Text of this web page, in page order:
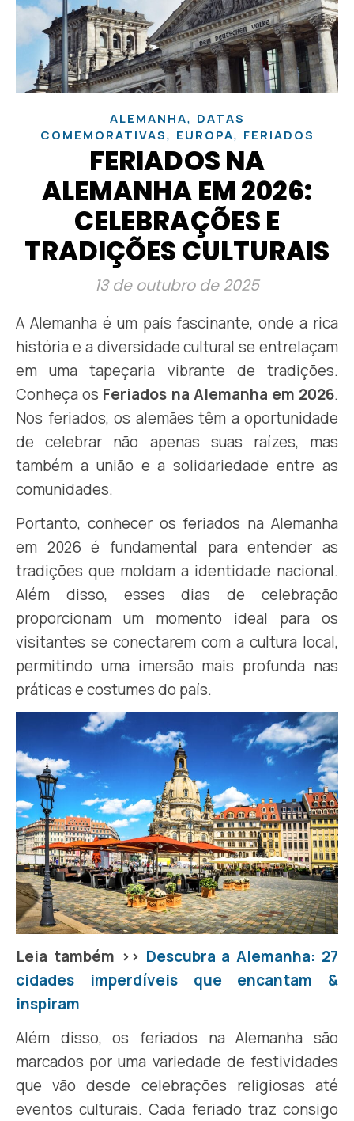
ALEMANHA, DATAS
COMEMORATIVAS, EUROPA, FERIADOS
FERIADOS NA
ALEMANHA EM 2026:
CELEBRAÇÕES E
TRADIÇÕES CULTURAIS
13 de outubro de 2025
A Alemanha é um país fascinante, onde a rica
história e a diversidade cultural se entrelaçam
em uma tapeçaria vibrante de tradições.
Conheça os Feriados na Alemanha em 2026.
Nos feriados, os alemães têm a oportunidade
de celebrar não apenas suas raízes, mas
também a união e a solidariedade entre as
comunidades.
Portanto, conhecer os feriados na Alemanha
em 2026 é fundamental para entender as
tradições que moldam a identidade nacional.
Além disso, esses dias de celebração
proporcionam um momento ideal para os
visitantes se conectarem com a cultura local,
permitindo uma imersão mais profunda nas
práticas e costumes do país.
Leia também >> Descubra a Alemanha: 27
cidades imperdíveis que encantam &
inspiram
Além disso, os feriados na Alemanha são
marcados por uma variedade de festividades
que vão desde celebrações religiosas até
eventos culturais. Cada feriado traz consigo